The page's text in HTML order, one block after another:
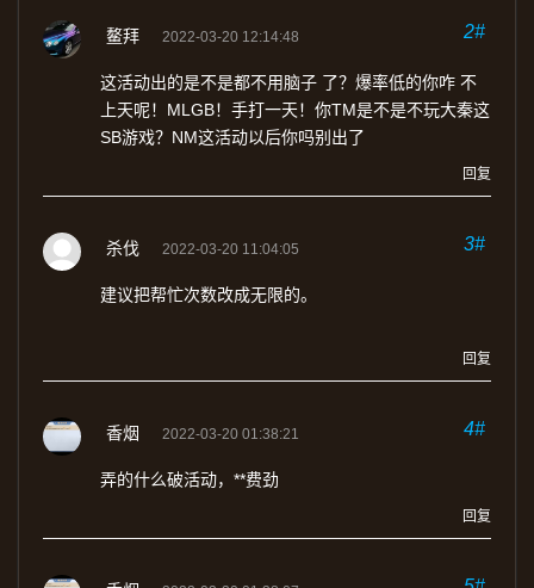
鳌拜 2022-03-20 12:14:48 2#
这活动出的是不是都不用脑子 了？爆率低的你咋 不
上天呢！MLGB！手打一天！你TM是不是不玩大秦这
SB游戏？NM这活动以后你吗别出了
回复
杀伐 2022-03-20 11:04:05 3#
建议把帮忙次数改成无限的。
回复
香烟 2022-03-20 01:38:21 4#
弄的什么破活动，**费劲
回复